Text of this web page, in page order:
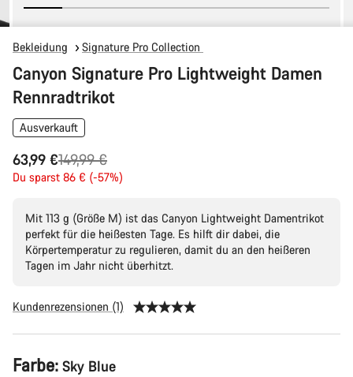
Bekleidung Signature Pro Collection
Canyon Signature Pro Lightweight Damen
Rennradtrikot
Ausverkauft
63,99 €
Ursprungspreis
149,99 €
Du sparst 86 € (-57%)
Mit 113 g (Größe M) ist das Canyon Lightweight Damentrikot
perfekt für die heißesten Tage. Es hilft dir dabei, die
Körpertemperatur zu regulieren, damit du an den heißeren
Tagen im Jahr nicht überhitzt.
Kundenrezensionen (1)
Produktkonfiguration
Farbe: Sky Blue